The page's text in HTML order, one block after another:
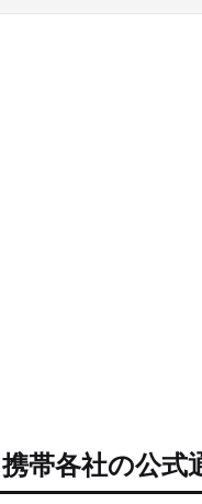
携帯各社の公式